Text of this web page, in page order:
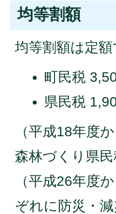
均等割額
均等割額は定
町民税
県民税
（平成18年度
森林づくり県
（平成26年度
ぞれに防災・